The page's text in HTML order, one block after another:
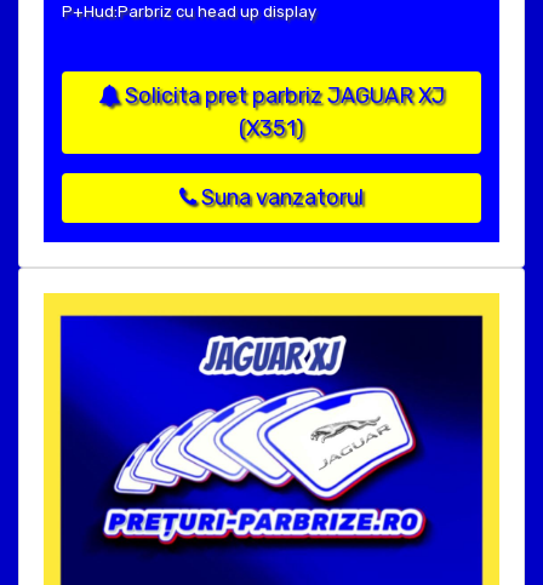
P+Hud:Parbriz cu head up display
Solicita pret parbriz JAGUAR XJ
(X351)
Suna vanzatorul